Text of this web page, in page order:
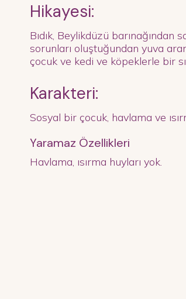
Hikayesi:
Bıdık, Beylikdüzü
sorunları oluştuğundan yuva
çocuk ve kedi ve köpeklerle bir
Karakteri:
Sosyal bir çocuk, havlama ve
Yaramaz Özellikleri
Havlama, ısırma huyları yok.